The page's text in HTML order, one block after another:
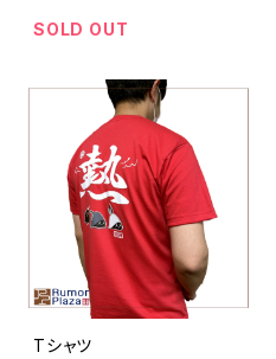
SOLD OUT
Tシャツ